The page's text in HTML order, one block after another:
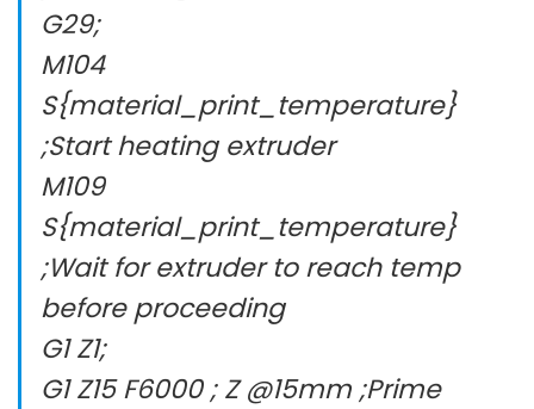
G29;
M104
S{material_print_temperature}
;Start heating extruder
M109
S{material_print_temperature}
;Wait for extruder to reach temp
before proceeding
G1 Z1;
G1 Z15 F6000 ; Z @15mm ;Prime